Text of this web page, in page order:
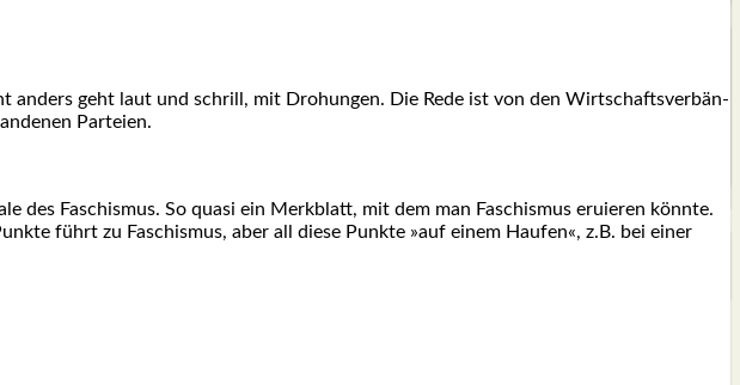
anders geht laut und schrill, mit Dro­hun­gen. Die Rede ist von den Wirt­schafts­ver­bän­
Par­tei­en.
des Faschis­mus. So qua­si ein Merk­blatt, mit dem man Faschis­mus eru­ie­ren könn­te.
führt zu Faschis­mus, aber all die­se Punk­te »auf einem Hau­fen«, z.B. bei einer